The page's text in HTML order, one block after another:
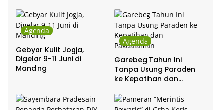
Agenda
Gebyar Kulit Jogja,
Digelar 9-11 Juni di
Manding
Agenda
Garebeg Tahun Ini
Tanpa Usung Paraden
ke Kepatihan dan